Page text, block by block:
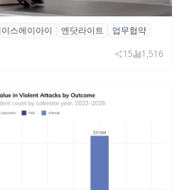
스타트업 3곳과 손잡고
다
스에이아이 엔닷라이트
업무협약
15 1,516